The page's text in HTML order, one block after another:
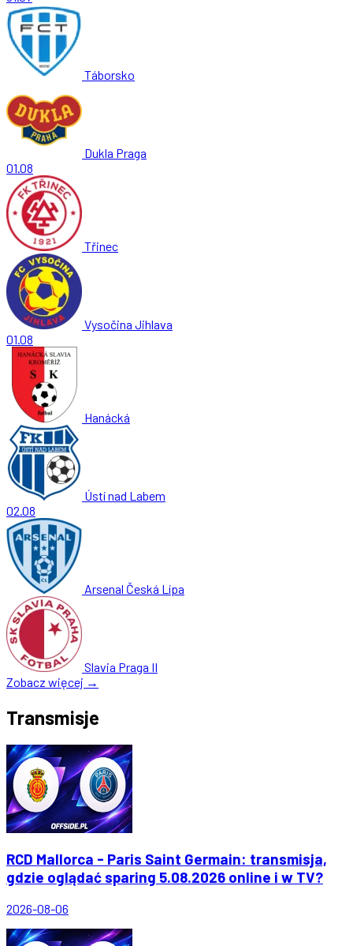
Táborsko
Dukla Praga
01.08
Třinec
Vysočina Jihlava
01.08
Hanácká
Ústí nad Labem
02.08
Arsenal Česká Lípa
Slavia Praga II
Zobacz więcej →
Transmisje
RCD Mallorca - Paris Saint Germain: transmisja,
gdzie oglądać sparing 5.08.2026 online i w TV?
2026-08-06